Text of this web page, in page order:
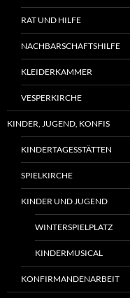
RAT UND HILFE
NACHBARSCHAFTSHILFE
KLEIDERKAMMER
VESPERKIRCHE
KINDER, JUGEND, KONFIS
KINDERTAGESSTÄTTEN
SPIELKIRCHE
KINDER UND JUGEND
WINTERSPIELPLATZ
KINDERMUSICAL
KONFIRMANDENARBEIT